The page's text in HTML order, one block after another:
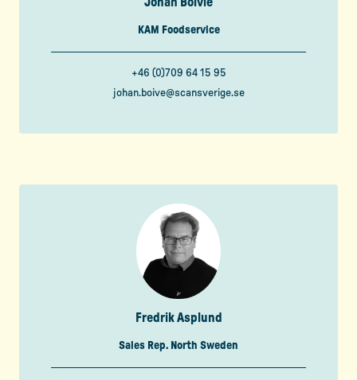
KAM Foodservice
+46 (0)709 64 15 95
johan.boive@scansverige.se
Fredrik Asplund
Sales Rep. North Sweden